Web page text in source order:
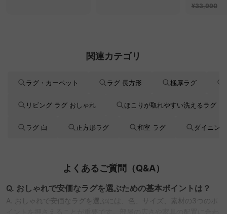
¥33,990
関連カテゴリ
ラグ・カーペット ラグ 長方形 極厚ラグ
リビング ラグ おしゃれ ほこりが取れやすい洗えるラグ
ラグ 白 正方形ラグ 和室 ラグ ダイニン
よくあるご質問（Q&A）
Q. おしゃれで安価なラグを選ぶための基本ポイントは？
A. おしゃれで安価なラグを選ぶには、色、サイズ、素材の3つのポ